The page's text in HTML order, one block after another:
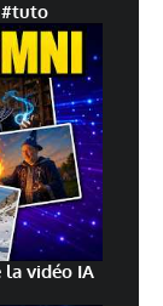
la vidéo IA